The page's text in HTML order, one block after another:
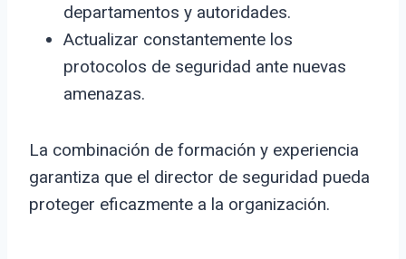
departamentos y autoridades.
Actualizar constantemente los
protocolos de seguridad ante nuevas
amenazas.
La combinación de formación y experiencia
garantiza que el director de seguridad pueda
proteger eficazmente a la organización.